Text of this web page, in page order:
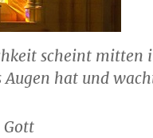
scheint mitten
Augen hat und